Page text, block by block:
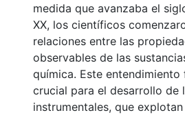
medida que avanzaba el
XX, los científicos
relaciones entre las
observables de las
química. Este entendimiento
crucial para el desarrollo de
instrumentales, que